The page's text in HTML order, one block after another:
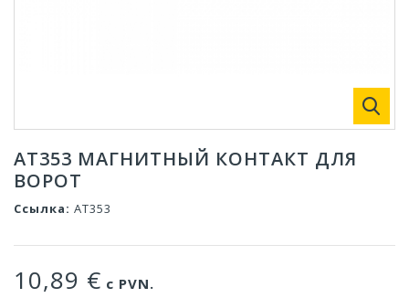
AT353 МАГНИТНЫЙ КОНТАКТ ДЛЯ
ВОРОТ
Ссылка: AT353
10,89 € с PVN.